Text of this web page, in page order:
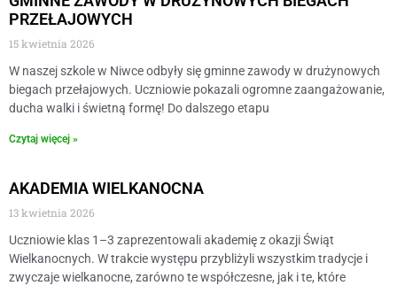
PRZEŁAJOWYCH
15 kwietnia 2026
W naszej szkole w Niwce odbyły się gminne zawody w drużynowych
biegach przełajowych. Uczniowie pokazali ogromne zaangażowanie,
ducha walki i świetną formę! Do dalszego etapu
Czytaj więcej »
AKADEMIA WIELKANOCNA
13 kwietnia 2026
Uczniowie klas 1–3 zaprezentowali akademię z okazji Świąt
Wielkanocnych. W trakcie występu przybliżyli wszystkim tradycje i
zwyczaje wielkanocne, zarówno te współczesne, jak i te, które